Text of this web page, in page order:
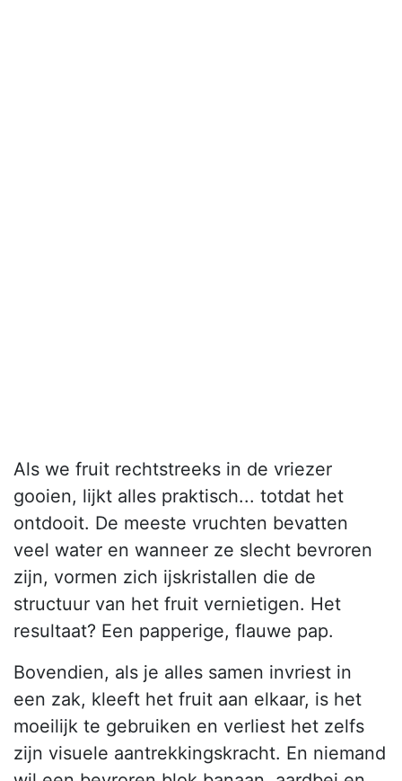
Als we fruit rechtstreeks in de vriezer
gooien, lijkt alles praktisch... totdat het
ontdooit. De meeste vruchten bevatten
veel water en wanneer ze slecht bevroren
zijn, vormen zich ijskristallen die de
structuur van het fruit vernietigen. Het
resultaat? Een papperige, flauwe pap.
Bovendien, als je alles samen invriest in
een zak, kleeft het fruit aan elkaar, is het
moeilijk te gebruiken en verliest het zelfs
zijn visuele aantrekkingskracht. En niemand